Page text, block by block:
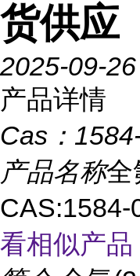
货供应
2025-09-26
产品详情
Cas：
产品名称全
CAS:1584-
看相似产